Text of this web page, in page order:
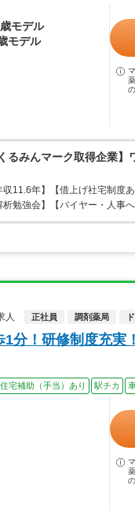
モデル
モデル
るみんマーク取得企業
収11.6年】【借上げ社宅制
勉強会】【バイヤー・人事
人
正社員 調剤薬局
1分！研修制度充
住宅補助（手当）あり 駅チカ